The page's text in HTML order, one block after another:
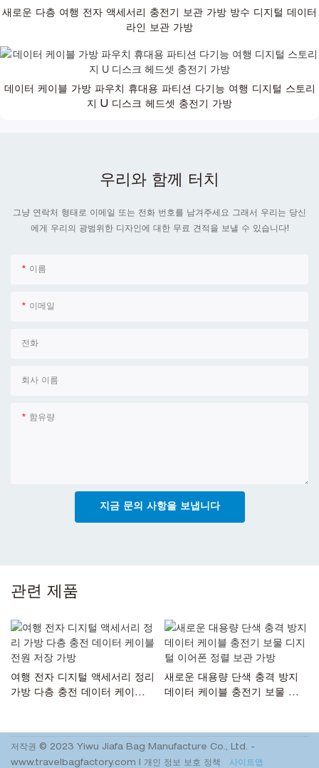
새로운 다층 여행 전자 액세서리 충전기 보관 가방 방수 디지털 데이터
라인 보관 가방
데이터 케이블 가방 파우치 휴대용 파티션 다기능 여행 디지털 스토리
지 U 디스크 헤드셋 충전기 가방
우리와 함께 터치
그냥 연락처 형태로 이메일 또는 전화 번호를 남겨주세요 그래서 우리는 당신
에게 우리의 광범위한 디자인에 대한 무료 견적을 보낼 수 있습니다!
이름
이메일
전화
회사 이름
함유량
지금 문의 사항을 보냅니다
관련 제품
여행 전자 디지털 액세서리 정리
가방 다층 충전 데이터 케이블
새로운 대용량 단색 충격 방지
데이터 케이블 충전기 보물 디지
저작권 © 2023 Yiwu Jiafa Bag Manufacture Co., Ltd. -
www.travelbagfactory.com
개인 정보 보호 정책 사이트맵